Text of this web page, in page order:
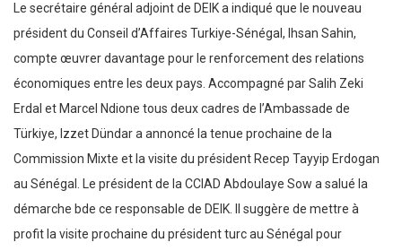
Le secrétaire général adjoint de DEIK a indiqué que le nouveau
président du Conseil d’Affaires Turkiye-Sénégal, Ihsan Sahin,
compte œuvrer davantage pour le renforcement des relations
économiques entre les deux pays. Accompagné par Salih Zeki
Erdal et Marcel Ndione tous deux cadres de l’Ambassade de
Türkiye, Izzet Dündar a annoncé la tenue prochaine de la
Commission Mixte et la visite du président Recep Tayyip Erdogan
au Sénégal. Le président de la CCIAD Abdoulaye Sow a salué la
démarche bde ce responsable de DEIK. Il suggère de mettre à
profit la visite prochaine du président turc au Sénégal pour